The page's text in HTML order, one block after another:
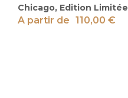
Chicago, Edition Limitée
A partir de 110,00 €